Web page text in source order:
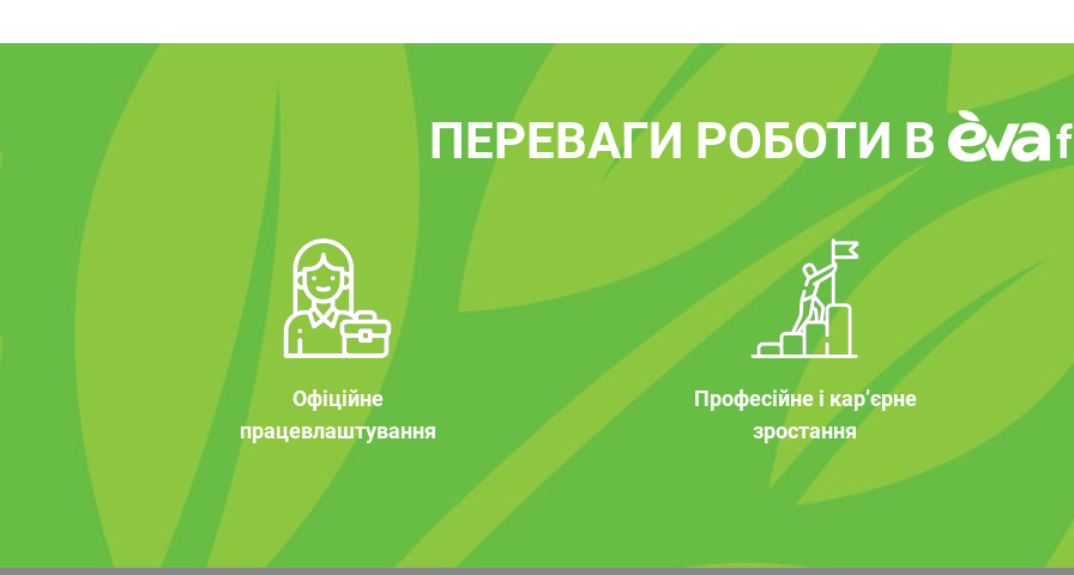
ПЕРЕВАГИ РОБОТИ В
Офіційне
працевлаштування
Професійне і кар’єрне
зростання